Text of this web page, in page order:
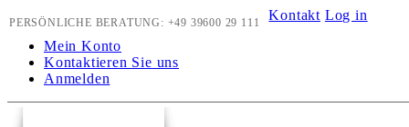
PERSÖNLICHE BERATUNG: +49 39600 29 111 Kontakt Log in
Mein Konto
Kontaktieren Sie uns
Anmelden